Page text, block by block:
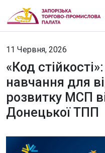
11 Червня, 2026
«Код
навчання для
розвитку МСП
Донецької ТПП